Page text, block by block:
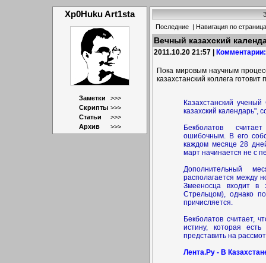
Xp0Huku Art1sta
Заметки
>>>
Скрипты >>>
Статьи
>>>
Архив
>>>
Последние | Навигация по
Вечный казахский
2011.10.20 21:57 |
Пока мировым научным
казахстанский коллега
Казахстанский
казахский календарь",
Бекболатов
ошибочным. В его
каждом месяце 28
март начинается не с
Дополнительный
располагается между
Змееносца входит в
Стрельцом), однако
причисляется.
Бекболатов считает,
истину, которая
представить на
Лента.Ру - В